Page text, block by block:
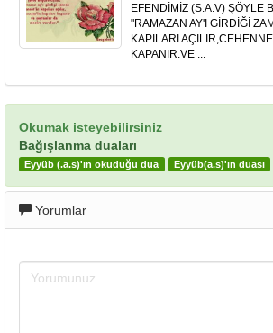
EFENDİMİZ (S.A.V) ŞÖYLE
"RAMAZAN AY'I GİRDİĞİ
KAPILARI
KAPANIR.VE ...
Okumak isteyebilirsiniz
Bağışlanma duaları
Eyyüb (.a.s)'ın okuduğu dua Eyyüb(a.s)'ın duası
Yorumlar